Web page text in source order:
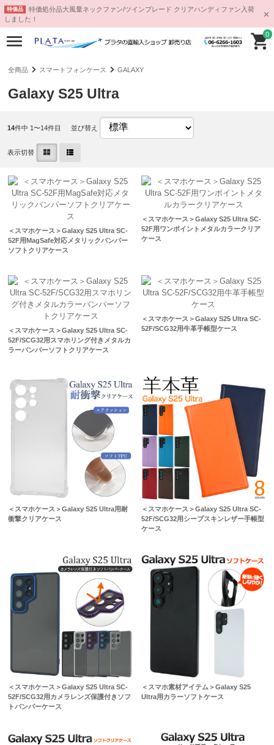
特価品
特価処分品大風量ネックファン/ツインブレード クリアハンディファン入荷
しました！
0
全商品 スマートフォンケース GALAXY
Galaxy S25 Ultra
14件中 1〜14件目 並び替え
表示切替
＜スマホケース＞Galaxy S25 Ultra SC-
52F用MagSafe対応メタリックバンパー
ソフトクリアケース
＜スマホケース＞Galaxy S25 Ultra SC-
52F用ワンポイントメタルカラークリア
ケース
＜スマホケース＞Galaxy S25 Ultra SC-
52F/SCG32用スマホリング付きメタルカ
ラーバンパーソフトクリアケース
＜スマホケース＞Galaxy S25 Ultra SC-
52F/SCG32用牛革手帳型ケース
＜スマホケース＞Galaxy S25 Ultra用耐
衝撃クリアケース
＜スマホケース＞Galaxy S25 Ultra SC-
52F/SCG32用シープスキンレザー手帳型
ケース
＜スマホケース＞Galaxy S25 Ultra SC-
52F/SCG32用カメラレンズ保護付きソフ
トバンパーケース
＜スマホ素材アイテム＞Galaxy S25
Ultra用カラーソフトケース